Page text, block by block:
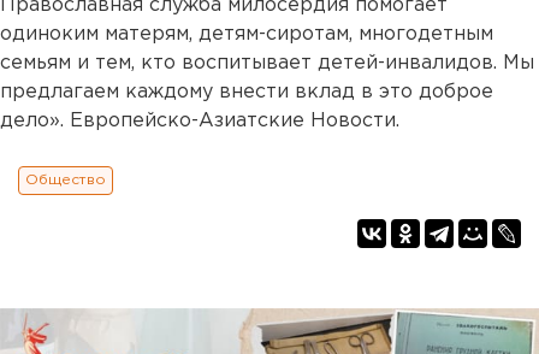
Православная служба милосердия помогает
одиноким матерям, детям-сиротам, многодетным
семьям и тем, кто воспитывает детей-инвалидов. Мы
предлагаем каждому внести вклад в это доброе
дело». Европейско-Азиатские Новости.
Общество